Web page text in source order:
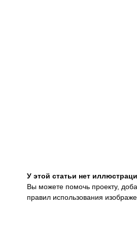
У этой статьи нет
Вы можете помочь проекту,
правил использования